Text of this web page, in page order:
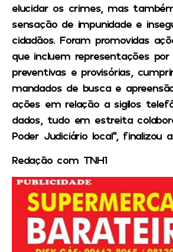
elucidar os crimes, mas
sensação de impunidade e
cidadãos. Foram promovidas
que incluem representações por
preventivas e provisórias,
mandados de busca e
ações em relação a sigilos
dados, tudo em estreita
Poder Judiciário local”, finalizou
Redação com TNH1